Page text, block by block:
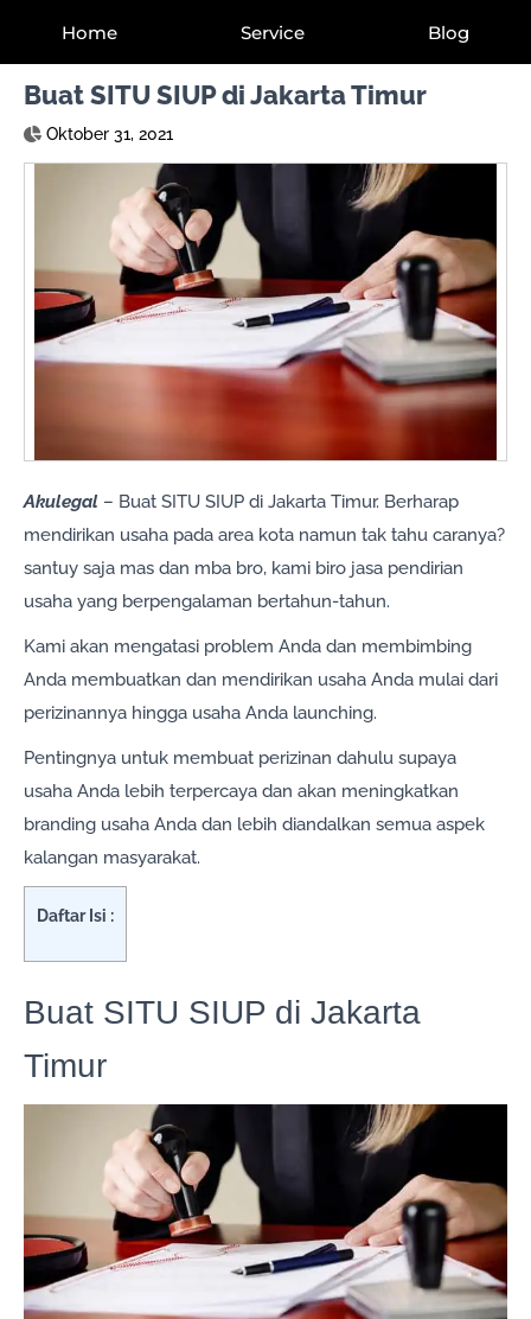
Home Service Blog
Buat SITU SIUP di Jakarta Timur
Oktober 31, 2021
Akulegal – Buat SITU SIUP di Jakarta Timur. Berharap
mendirikan usaha pada area kota namun tak tahu caranya?
santuy saja mas dan mba bro, kami biro jasa pendirian
usaha yang berpengalaman bertahun-tahun.
Kami akan mengatasi problem Anda dan membimbing
Anda membuatkan dan mendirikan usaha Anda mulai dari
perizinannya hingga usaha Anda launching.
Pentingnya untuk membuat perizinan dahulu supaya
usaha Anda lebih terpercaya dan akan meningkatkan
branding usaha Anda dan lebih diandalkan semua aspek
kalangan masyarakat.
Daftar Isi :
Buat SITU SIUP di Jakarta
Timur